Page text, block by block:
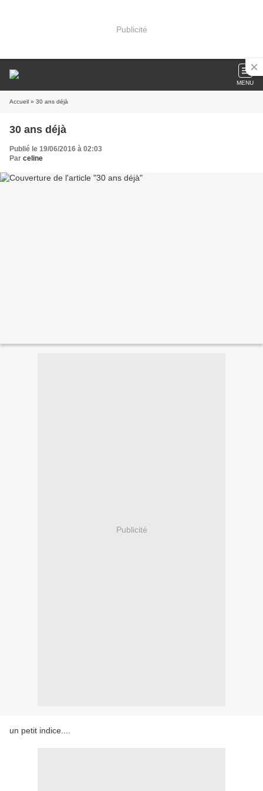
Publicité
MENU
Accueil » 30 ans déjà
30 ans déjà
Publié le 19/06/2016 à 02:03
Par celine
Publicité
un petit indice....